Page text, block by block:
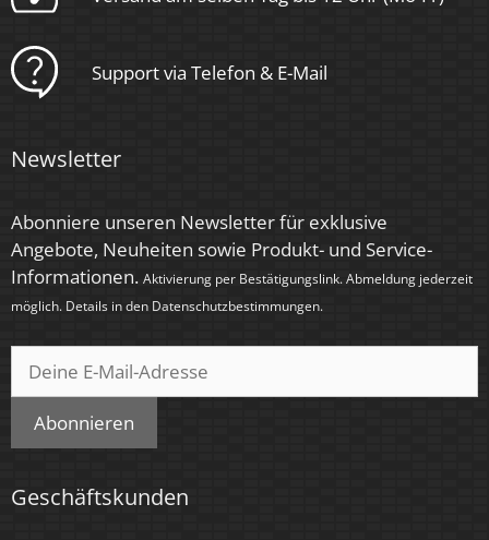
Schaltzyklen
Anlaufzeit
Zündzeit
< 0,5 Sek.
Silber – gebürstet
Farbkonsistenz
< 6 SDCM
Energieeffizienzklasse
Support via Telefon & E-Mail
Newsletter
Abonniere unseren Newsletter für exklusive
Angebote, Neuheiten sowie Produkt- und Service-
Informationen. Aktivierung per Bestätigungslink. Abmeldung jederzeit
möglich. Details in den Datenschutzbestimmungen.
Abonnieren
Geschäftskunden